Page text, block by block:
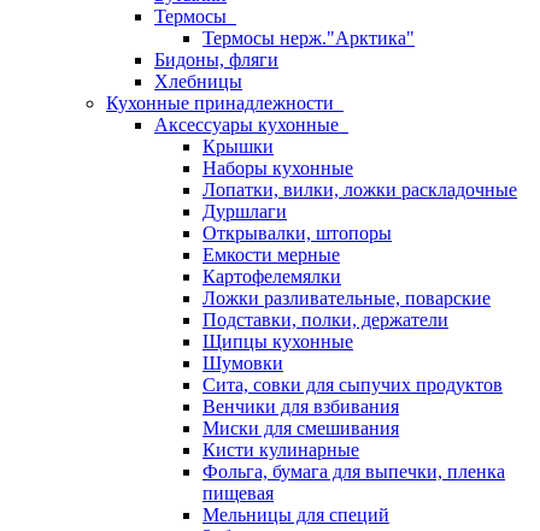
Термосы
Термосы нерж."Арктика"
Бидоны, фляги
Хлебницы
Кухонные принадлежности
Аксессуары кухонные
Крышки
Наборы кухонные
Лопатки, вилки, ложки раскладочные
Дуршлаги
Открывалки, штопоры
Емкости мерные
Картофелемялки
Ложки разливательные, поварские
Подставки, полки, держатели
Щипцы кухонные
Шумовки
Сита, совки для сыпучих продуктов
Венчики для взбивания
Миски для смешивания
Кисти кулинарные
Фольга, бумага для выпечки, пленка
пищевая
Мельницы для специй